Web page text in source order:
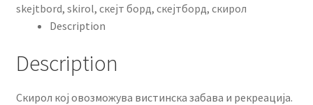
skejtbord, skirol, скејт борд, скејтборд, скирол
Description
Description
Скирол кој овозможува вистинска забава и рекреација.